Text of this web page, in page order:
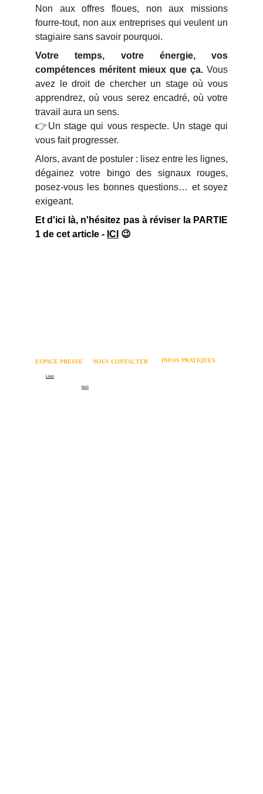
Non aux offres floues, non aux missions
fourre-tout, non aux entreprises qui veulent un
stagiaire sans savoir pourquoi.
Votre temps, votre énergie, vos
compétences méritent mieux que ça. Vous
avez le droit de chercher un stage où vous
apprendrez, où vous serez encadré, où votre
travail aura un sens.
👉Un stage qui vous respecte. Un stage qui
vous fait progresser.
Alors, avant de postuler : lisez entre les lignes,
dégainez votre bingo des signaux rouges,
posez-vous les bonnes questions… et soyez
exigeant.
Et d'ici là, n'hésitez pas à réviser la PARTIE
1 de cet article - ICI 😉
ESPACE PRESSE
Lien
test
NOUS CONTACTER INFOS PRATIQUES